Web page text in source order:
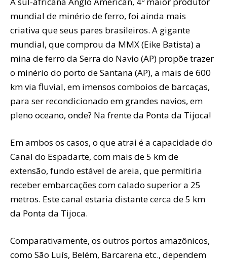
mundial de minério de ferro, foi ainda mais
criativa que seus pares brasileiros. A gigante
mundial, que comprou da MMX (Eike Batista) a
mina de ferro da Serra do Navio (AP) propõe trazer
o minério do porto de Santana (AP), a mais de 600
km via fluvial, em imensos comboios de barcaças,
para ser recondicionado em grandes navios, em
pleno oceano, onde? Na frente da Ponta da Tijoca!
Em ambos os casos, o que atrai é a capacidade do
Canal do Espadarte, com mais de 5 km de
extensão, fundo estável de areia, que permitiria
receber embarcações com calado superior a 25
metros. Este canal estaria distante cerca de 5 km
da Ponta da Tijoca.
Comparativamente, os outros portos amazônicos,
como São Luís, Belém, Barcarena etc., dependem